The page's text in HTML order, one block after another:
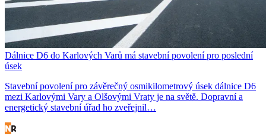
Dálnice D6 do Karlových Varů má stavební povolení pro poslední
úsek
Stavební povolení pro závěrečný osmikilometrový úsek dálnice D6
mezi Karlovými Vary a Olšovými Vraty je na světě. Dopravní a
energetický stavební úřad ho zveřejnil…